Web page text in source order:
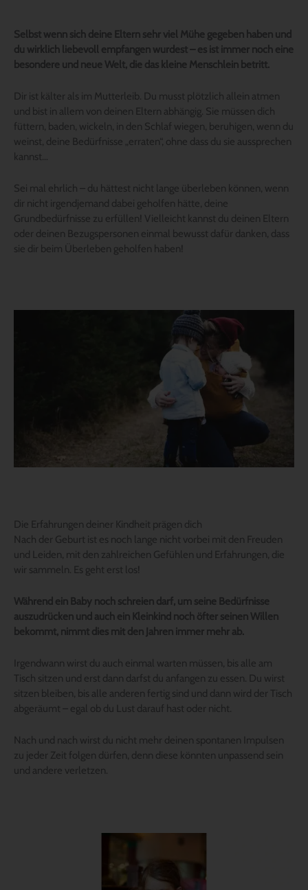
Selbst wenn sich deine Eltern sehr viel Mühe gegeben haben und
du wirklich liebevoll empfangen wurdest – es ist immer noch eine
besondere und neue Welt, die das kleine Menschlein betritt.
Dir ist kälter als im Mutterleib. Du musst plötzlich allein atmen
und bist in allem von deinen Eltern abhängig. Sie müssen dich
füttern, baden, wickeln, in den Schlaf wiegen, beruhigen, wenn du
weinst, deine Bedürfnisse „erraten“, ohne dass du sie aussprechen
kannst…
Sei mal ehrlich – du hättest nicht lange überleben können, wenn
dir nicht irgendjemand dabei geholfen hätte, deine
Grundbedürfnisse zu erfüllen! Vielleicht kannst du deinen Eltern
oder deinen Bezugspersonen einmal bewusst dafür danken, dass
sie dir beim Überleben geholfen haben!
Die Erfahrungen deiner Kindheit prägen dich
Nach der Geburt ist es noch lange nicht vorbei mit den Freuden
und Leiden, mit den zahlreichen Gefühlen und Erfahrungen, die
wir sammeln. Es geht erst los!
Während ein Baby noch schreien darf, um seine Bedürfnisse
auszudrücken und auch ein Kleinkind noch öfter seinen Willen
bekommt, nimmt dies mit den Jahren immer mehr ab.
Irgendwann wirst du auch einmal warten müssen, bis alle am
Tisch sitzen und erst dann darfst du anfangen zu essen. Du wirst
sitzen bleiben, bis alle anderen fertig sind und dann wird der Tisch
abgeräumt – egal ob du Lust darauf hast oder nicht.
Nach und nach wirst du nicht mehr deinen spontanen Impulsen
zu jeder Zeit folgen dürfen, denn diese könnten unpassend sein
und andere verletzen.